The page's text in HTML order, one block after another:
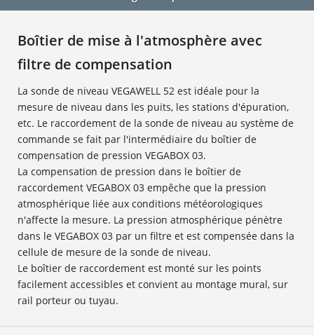
Boîtier de mise à l'atmosphère avec
filtre de compensation
La sonde de niveau VEGAWELL 52 est idéale pour la
mesure de niveau dans les puits, les stations d'épuration,
etc. Le raccordement de la sonde de niveau au système de
commande se fait par l'intermédiaire du boîtier de
compensation de pression VEGABOX 03.
La compensation de pression dans le boîtier de
raccordement VEGABOX 03 empêche que la pression
atmosphérique liée aux conditions météorologiques
n'affecte la mesure. La pression atmosphérique pénètre
dans le VEGABOX 03 par un filtre et est compensée dans la
cellule de mesure de la sonde de niveau.
Le boîtier de raccordement est monté sur les points
facilement accessibles et convient au montage mural, sur
rail porteur ou tuyau.